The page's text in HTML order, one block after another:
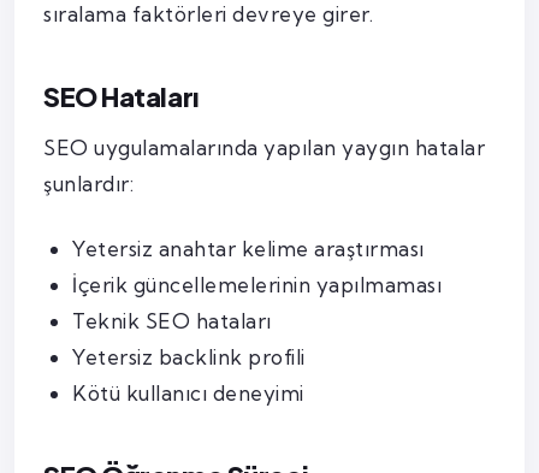
sıralama faktörleri devreye girer.
SEO Hataları
SEO uygulamalarında yapılan yaygın hatalar
şunlardır:
Yetersiz anahtar kelime araştırması
İçerik güncellemelerinin yapılmaması
Teknik SEO hataları
Yetersiz backlink profili
Kötü kullanıcı deneyimi